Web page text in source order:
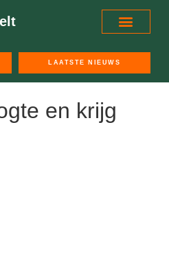
LAATSTE NIEUWS
en krijg